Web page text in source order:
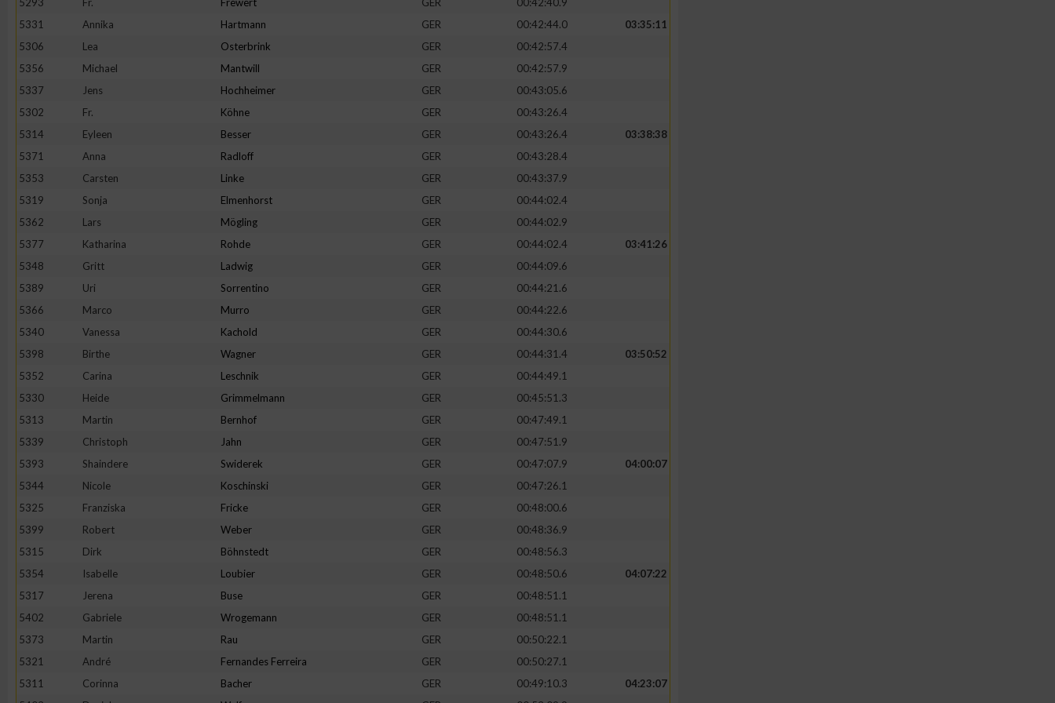
5331
Annika Hartmann GER 00:42:44.0
03:35:11
5306
Lea Osterbrink GER
00:42:57.4
5356
Michael Mantwill GER
00:42:57.9
5337
Jens Hochheimer GER
00:43:05.6
5302
Fr. Köhne GER
00:43:26.4
5314
Eyleen Besser GER 00:43:26.4
03:38:38
5371
Anna Radloff GER
00:43:28.4
5353
Carsten Linke GER
00:43:37.9
5319
Sonja Elmenhorst GER
00:44:02.4
5362
Lars Mögling GER
00:44:02.9
5377
Katharina Rohde GER 00:44:02.4
03:41:26
5348
Gritt Ladwig GER
00:44:09.6
5389
Uri Sorrentino GER
00:44:21.6
5366
Marco Murro GER
00:44:22.6
5340
Vanessa Kachold GER
00:44:30.6
5398
Birthe Wagner GER 00:44:31.4
03:50:52
5352
Carina Leschnik GER
00:44:49.1
5330
Heide Grimmelmann GER
00:45:51.3
5313
Martin Bernhof GER
00:47:49.1
5339
Christoph Jahn GER
00:47:51.9
5393
Shaindere Swiderek GER 00:47:07.9
04:00:07
5344
Nicole Koschinski GER
00:47:26.1
5325
Franziska Fricke GER
00:48:00.6
5399
Robert Weber GER
00:48:36.9
5315
Dirk Böhnstedt GER
00:48:56.3
5354
Isabelle Loubier GER 00:48:50.6
04:07:22
5317
Jerena Buse GER
00:48:51.1
5402
Gabriele Wrogemann GER
00:48:51.1
5373
Martin Rau GER
00:50:22.1
5321
André Fernandes Ferreira GER
00:50:27.1
5311
Corinna Bacher GER 00:49:10.3
04:23:07
Erstellung von Profilen zur Personalisierung von Inhalten
Messung der Werbeleistung
Messung der Performance von Inhalten
Analyse von Zielgruppen durch Statistiken oder Kombinationen von Daten aus
Entwicklung und Verbesserung der Angebote
IAB-Besonderheiten:
Geräte anhand von aktiv angeforderten Informationen identifizieren
Nicht-IAB-Verarbeitungszwecke:
Notwendig
Performance
Funktional